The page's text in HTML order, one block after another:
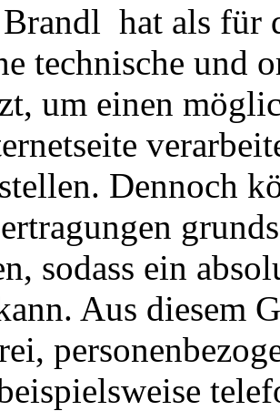
hat als für
technische und
um einen
Dennoch
sodass ein
Aus diesem